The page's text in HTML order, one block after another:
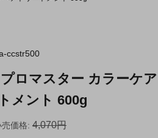
ccstr500
ロマスター カラーケ
メント 600g
売価格: 4,070